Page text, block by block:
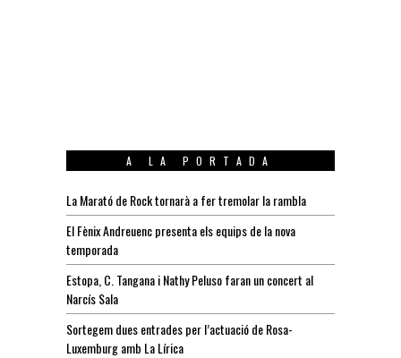
A LA PORTADA
La Marató de Rock tornarà a fer tremolar la rambla
El Fènix Andreuenc presenta els equips de la nova
temporada
Estopa, C. Tangana i Nathy Peluso faran un concert al
Narcís Sala
Sortegem dues entrades per l’actuació de Rosa-
Luxemburg amb La Lírica